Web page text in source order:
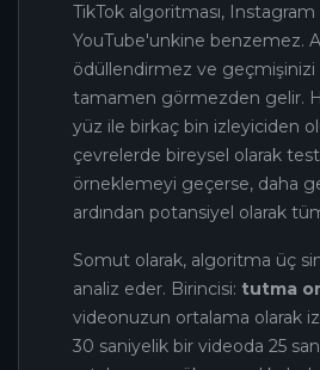
TikTok algoritması, Instagram
YouTube'unkine benzemez.
ödüllendirmez ve geçmişinizi
tamamen görmezden gelir.
yüz ile birkaç bin izleyiciden
çevrelerde bireysel olarak
örneklemeyi geçerse, daha
ardından potansiyel olarak
Somut olarak, algoritma üç
analiz eder. Birincisi: tutma
videonuzun ortalama olarak
30 saniyelik bir videoda 25